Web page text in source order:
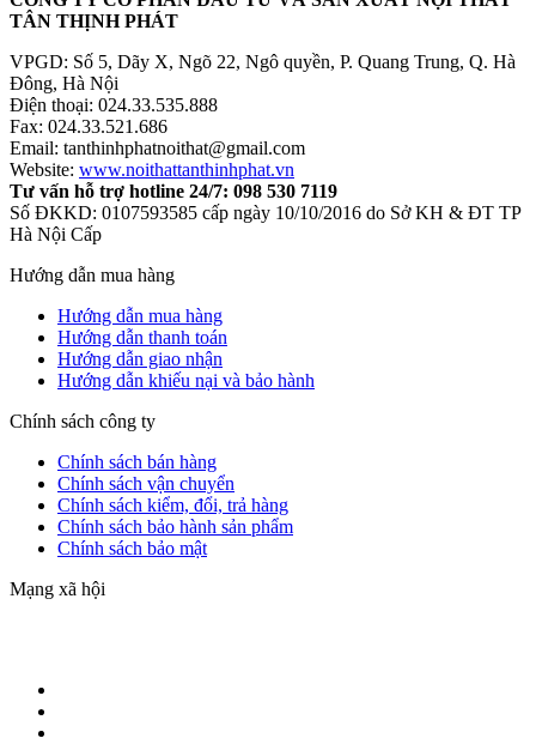
TÂN THỊNH PHÁT
VPGD: Số 5, Dãy X, Ngõ 22, Ngô quyền, P. Quang Trung, Q. Hà
Đông, Hà Nội
Điện thoại: 024.33.535.888
Fax: 024.33.521.686
Email: tanthinhphatnoithat@gmail.com
Website: www.noithattanthinhphat.vn
Tư vấn hỗ trợ hotline 24/7: 098 530 7119
Số ĐKKD: 0107593585 cấp ngày 10/10/2016 do Sở KH & ĐT TP
Hà Nội Cấp
Hướng dẫn mua hàng
Hướng dẫn mua hàng
Hướng dẫn thanh toán
Hướng dẫn giao nhận
Hướng dẫn khiếu nại và bảo hành
Chính sách công ty
Chính sách bán hàng
Chính sách vận chuyển
Chính sách kiểm, đổi, trả hàng
Chính sách bảo hành sản phẩm
Chính sách bảo mật
Mạng xã hội